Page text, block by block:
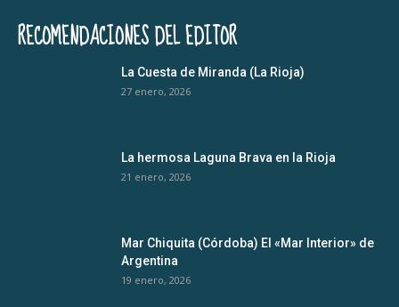
RECOMENDACIONES DEL EDITOR
La Cuesta de Miranda (La Rioja)
27 enero, 2026
La hermosa Laguna Brava en la Rioja
21 enero, 2026
Mar Chiquita (Córdoba) El «Mar Interior» de
Argentina
19 enero, 2026